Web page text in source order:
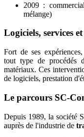
2009 :
mélange)
Logiciels, services
Fort de ses
tout type de procédés
matériaux. Ces
de logiciels, prestation
Le parcours SC-
Depuis 1989, la société
auprès de l'industrie de